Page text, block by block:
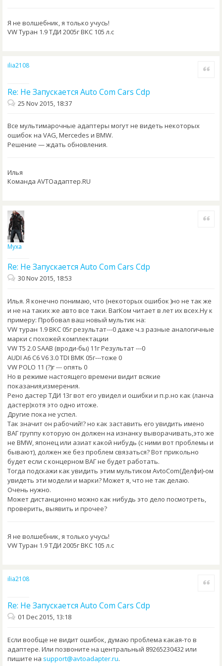
Я не волшебник, я только учусь!
VW Туран 1.9 ТДИ 2005г BKC 105 л.с
ilia2108
Re: Не Запускается Auto Com Cars Cdp
Quote
25 Nov 2015, 18:37
Все мультимарочные адаптеры могут не видеть некоторых
ошибок на VAG, Mercedes и BMW.
Решение — ждать обновления.
Илья
Команда AVTOадаптер.RU
Муха
Re: Не Запускается Auto Com Cars Cdp
Quote
30 Nov 2015, 18:53
Илья. Я конечно понимаю, что (некоторых ошибок )но не так же
и не на таких же авто все таки. ВагКом читает в лет их всех.Ну к
примеру: Пробовал ваш новый мультик на:
VW туран 1.9 BKC 05г результат---0 даже ч.з разные аналогичные
марки с похожей комплектации
VW Т5 2.0 SAAB (вроди-бы) 11г Результат ---0
AUDI A6 C6 V6 3.0 TDI BMK 05г---тоже 0
VW POLO 11 (?)г --- опять 0
Но в режиме настоящего времени видит всякие
показания,измерения.
Рено дастер ТДИ 13г вот его увидел и ошибки и п.р.но как (ланча
дастер)хотя это одно итоже.
Другие пока не успел.
Так значит он рабочий!? но как заставить его увидить имено
ВАГ группу которую он должен на изнанку выворачивать,это же
не BMW, японец или азиат какой нибудь (с ними вот проблемы и
бывают), должен же без проблем связаться? Вот прикольно
будет если с концерном ВАГ не будет работать.
Тогда подскажи как увидить этим мультиком AvtoCom(Делфи)-ом
увидеть эти модели и марки? Может я, что не так делаю.
Очень нужно.
Может дистанционно можно как нибудь это дело посмотреть,
проверить, выявить и прочее?
Я не волшебник, я только учусь!
VW Туран 1.9 ТДИ 2005г BKC 105 л.с
ilia2108
Re: Не Запускается Auto Com Cars Cdp
Quote
01 Dec 2015, 13:18
Если вообще не видит ошибок, думаю проблема какая-то в
адаптере. Или позвоните на центральный 89265230432 или
пишите на support@avtoadapter.ru.